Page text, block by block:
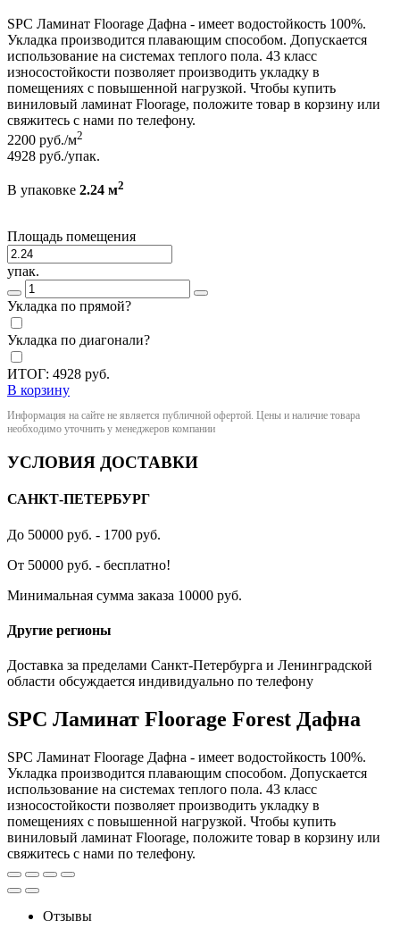
SPC Ламинат Floorage Дафна - имеет водостойкость 100%.
Укладка производится плавающим способом. Допускается
использование на системах теплого пола. 43 класс
износостойкости позволяет производить укладку в
помещениях с повышенной нагрузкой. Чтобы купить
виниловый ламинат Floorage, положите товар в корзину или
свяжитесь с нами по телефону.
2200 руб./м2
4928 руб./упак.
В упаковке 2.24 м2
Площадь помещения
упак.
Укладка по прямой?
Укладка по диагонали?
ИТОГ: 4928 руб.
В корзину
Информация на сайте не является публичной офертой. Цены и наличие товара
необходимо уточнить у менеджеров компании
УСЛОВИЯ ДОСТАВКИ
САНКТ-ПЕТЕРБУРГ
До 50000 руб. - 1700 руб.
От 50000 руб. - бесплатно!
Минимальная сумма заказа 10000 руб.
Другие регионы
Доставка за пределами Санкт-Петербурга и Ленинградской
области обсуждается индивидуально по телефону
SPC Ламинат Floorage Forest Дафна
SPC Ламинат Floorage Дафна - имеет водостойкость 100%.
Укладка производится плавающим способом. Допускается
использование на системах теплого пола. 43 класс
износостойкости позволяет производить укладку в
помещениях с повышенной нагрузкой. Чтобы купить
виниловый ламинат Floorage, положите товар в корзину или
свяжитесь с нами по телефону.
Отзывы